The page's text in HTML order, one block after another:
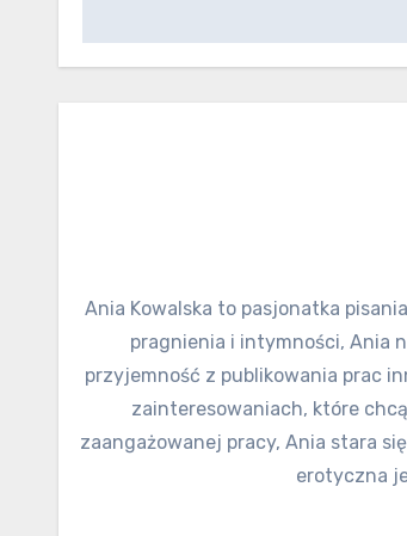
Ania Kowalska to pasjonatka
pragnienia i intymności, Ania
przyjemność z publikowania prac
zainteresowaniach, które
zaangażowanej pracy, Ania stara
erotyczna